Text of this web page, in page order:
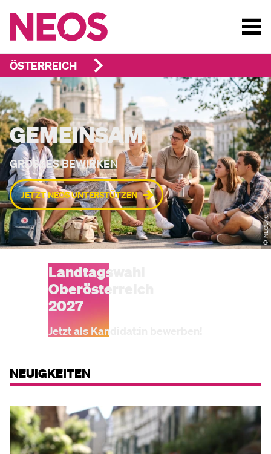
ÖSTERREICH
NEOS – DIE LIBERALE
© NEOS/KI
GEMEINSAM
GROSSES BEWIRKEN
JETZT NEOS UNTERSTÜTZEN
Landtagswahl
Oberösterreich
2027
Jetzt als Kandidat:in bewerben!
NEUIGKEITEN